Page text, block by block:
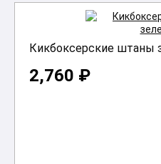
Кикбоксерские штаны
2,760 ₽